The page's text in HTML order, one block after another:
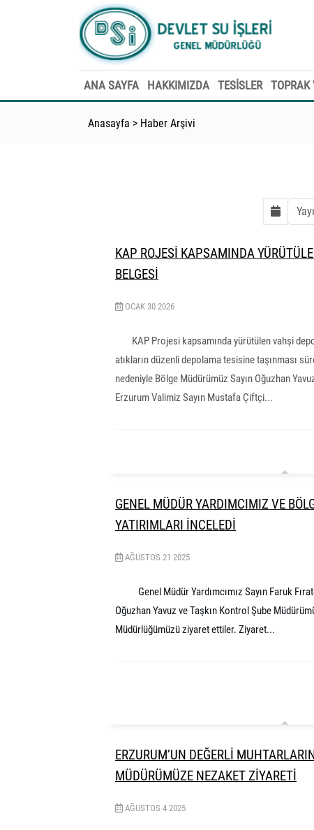
ANA SAYFA HAKKIMIZDA TESİSLER TOPRAK
Anasayfa > Haber Arşivi
KAP ROJESİ KAPSAMINDA
BELGESİ
OCAK 30 2026
KAP Projesi kapsamında yürütülen vahşi
atıkların düzenli depolama tesisine taşınması
nedeniyle Bölge Müdürümüz Sayın Oğuzhan
Erzurum Valimiz Sayın Mustafa Çiftçi...
GENEL MÜDÜR YARDIMCIMIZ VE
YATIRIMLARI İNCELEDİ
AĞUSTOS 21 2025
Genel Müdür Yardımcımız Sayın Faruk
Oğuzhan Yavuz ve Taşkın Kontrol Şube
Müdürlüğümüzü ziyaret ettiler. Ziyaret...
ERZURUM’UN DEĞERLİ
MÜDÜRÜMÜZE NEZAKET ZİYARETİ
AĞUSTOS 4 2025